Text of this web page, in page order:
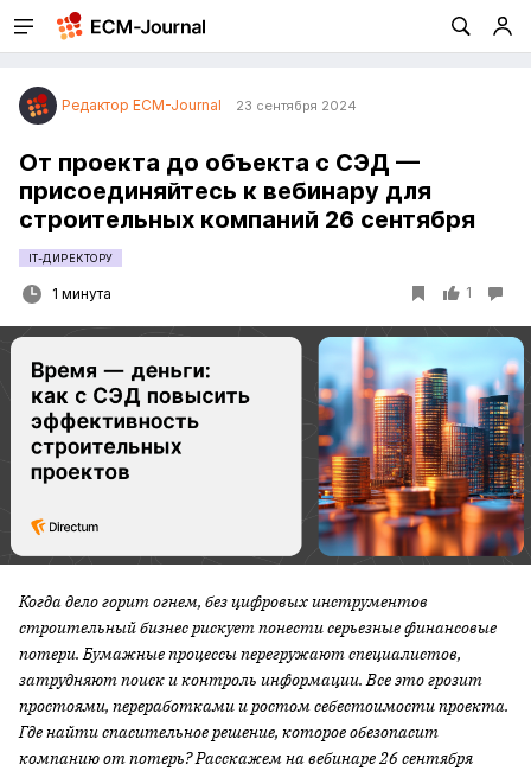
Редактор ECM-Journal 23 сентября 2024
От проекта до объекта с СЭД —
присоединяйтесь к вебинару для
строительных компаний 26 сентября
IT-ДИРЕКТОРУ
1 минута 1
Когда дело горит огнем, без цифровых инструментов
строительный бизнес рискует понести серьезные финансовые
потери. Бумажные процессы перегружают специалистов,
затрудняют поиск и контроль информации. Все это грозит
простоями, переработками и ростом себестоимости проекта.
Где найти спасительное решение, которое обезопасит
компанию от потерь? Расскажем на вебинаре 26 сентября